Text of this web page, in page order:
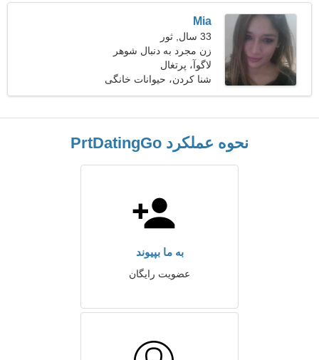
Mia
33 سال, ثور
زن مجرد به دنبال شوهر
لاگوآ، پرتغال
شنا كردن، حیوانات خانگی
نحوه عملکرد PrtDatingGo
به ما بپیوند
عضویت رایگان